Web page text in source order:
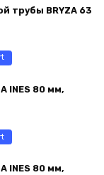
трубы BRYZA 63
INES 80 мм,
INES 80 мм,